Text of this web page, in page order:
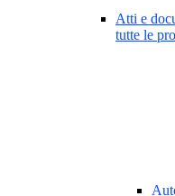
Atti e
tutte le